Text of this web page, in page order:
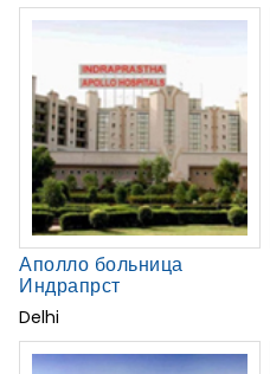
Аполло больница
Индрапрст
Delhi